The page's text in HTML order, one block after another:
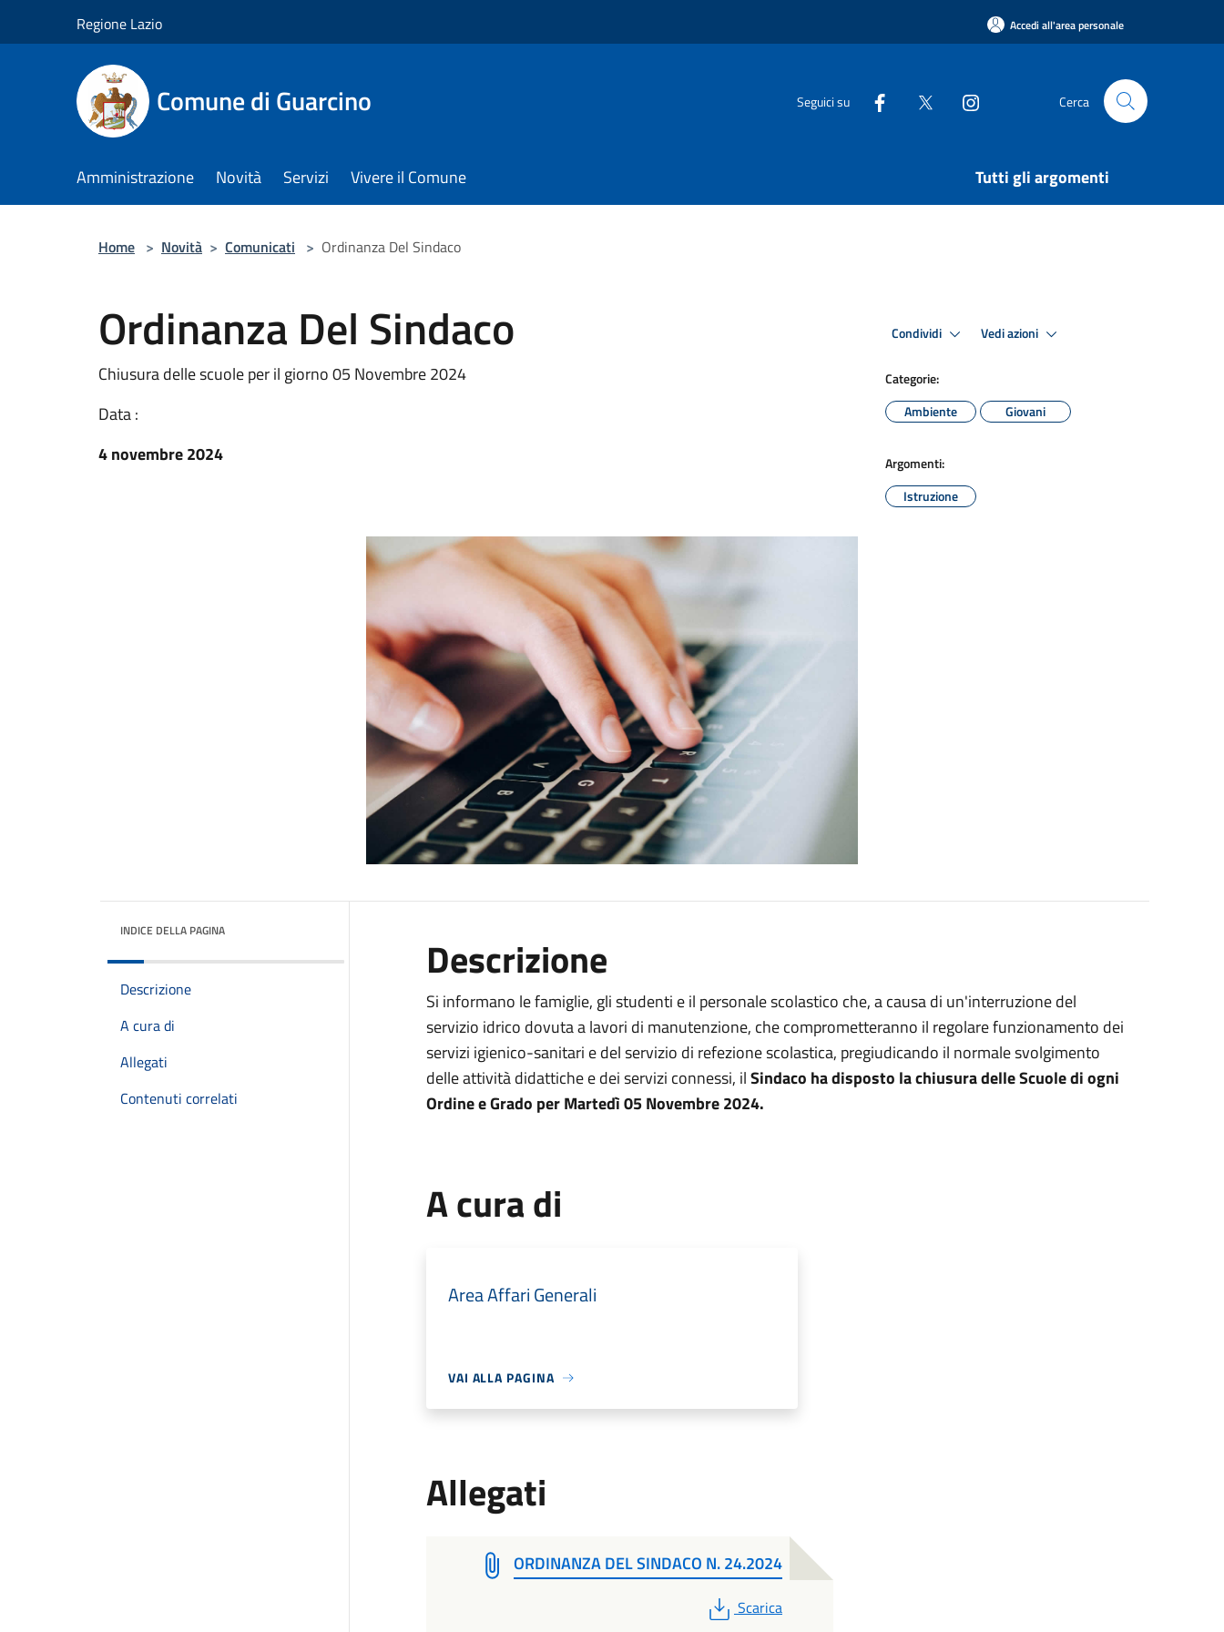
Regione Lazio Accedi all'area personale
Comune di Guarcino Seguici su Cerca
Amministrazione Novità Servizi Vivere il Comune Tutti gli argomenti
Home > Novità > Comunicati > Ordinanza Del Sindaco
Ordinanza Del Sindaco
Chiusura delle scuole per il giorno 05 Novembre 2024
Data :
4 novembre 2024
Condividi Vedi azioni
Categorie:
Ambiente
Giovani
Argomenti:
Istruzione
INDICE DELLA PAGINA
Descrizione
A cura di
Allegati
Contenuti correlati
Descrizione
Si informano le famiglie, gli studenti e il personale scolastico che, a causa di un'interruzione del
servizio idrico dovuta a lavori di manutenzione, che comprometteranno il regolare funzionamento dei
servizi igienico-sanitari e del servizio di refezione scolastica, pregiudicando il normale svolgimento
delle attività didattiche e dei servizi connessi, ilSindaco ha disposto la chiusura delle Scuole di ogni
Ordine e Grado per Martedì 05 Novembre 2024.
A cura di
Area Affari Generali
VAI ALLA PAGINA
Allegati
ORDINANZA DEL SINDACO N. 24.2024
PDF
Scarica